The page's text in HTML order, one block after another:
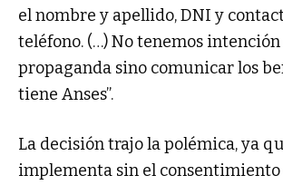
el nombre y apellido, DNI y
teléfono. (…) No tenemos intención
propaganda sino comunicar los
tiene Anses”.
La decisión trajo la polémica, ya
implementa sin el consentimiento